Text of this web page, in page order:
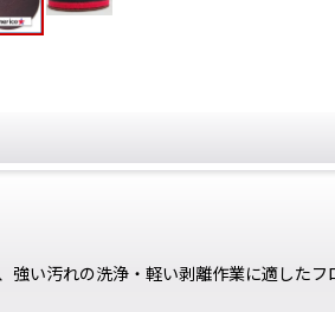
強い汚れの洗浄・軽い剥離作業に適したフ